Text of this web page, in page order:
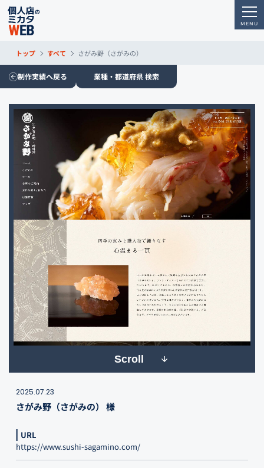
トップ すべて さがみ野（さがみの）
制作実績へ戻る 業種・都道府県 検索
Scroll
2025.07.23
さがみ野（さがみの） 様
URL
https://www.sushi-sagamino.com/